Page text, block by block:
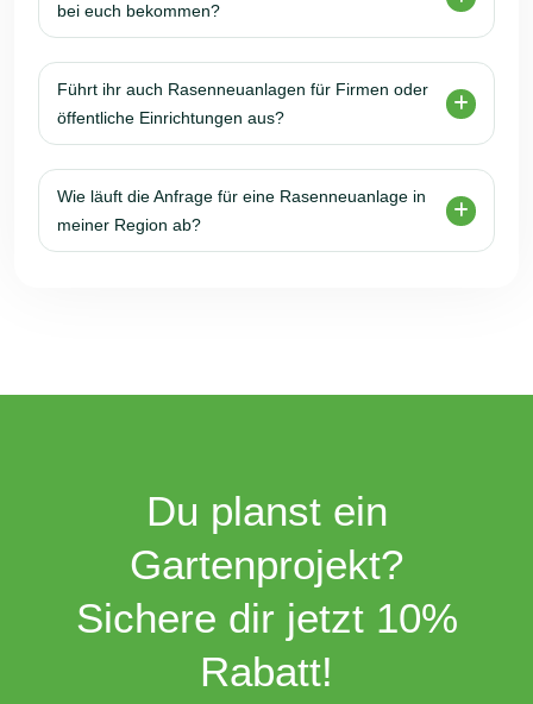
bei euch bekommen?
Führt ihr auch Rasenneuanlagen für Firmen oder
öffentliche Einrichtungen aus?
Wie läuft die Anfrage für eine Rasenneuanlage in
meiner Region ab?
Du planst ein
Gartenprojekt?
Sichere dir jetzt 10%
Rabatt!